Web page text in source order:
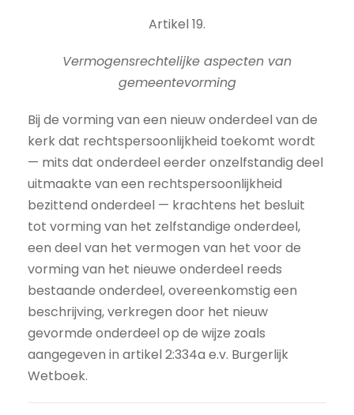
Artikel 19.
Vermogensrechtelijke aspecten van
gemeentevorming
Bij de vorming van een nieuw onderdeel van de
kerk dat rechtspersoonlijkheid toekomt wordt
— mits dat onderdeel eerder onzelfstandig deel
uitmaakte van een rechtspersoonlijkheid
bezittend onderdeel — krachtens het besluit
tot vorming van het zelfstandige onderdeel,
een deel van het vermogen van het voor de
vorming van het nieuwe onderdeel reeds
bestaande onderdeel, overeenkomstig een
beschrijving, verkregen door het nieuw
gevormde onderdeel op de wijze zoals
aangegeven in artikel 2:334a e.v. Burgerlijk
Wetboek.